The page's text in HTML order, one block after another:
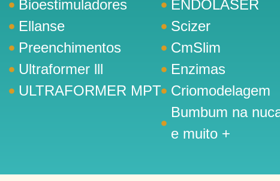
Bioestimuladores
Ellanse
Preenchimentos
Ultraformer lll
ULTRAFORMER MPT
ENDOLASER
Scizer
CmSlim
Enzimas
Criomodelagem
Bumbum na
e muito +